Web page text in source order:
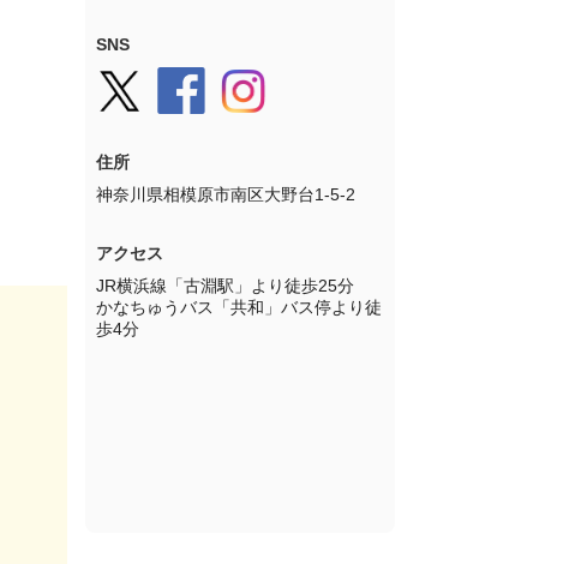
SNS
住所
神奈川県相模原市南区大野台1-5-2
アクセス
JR横浜線「古淵駅」より徒歩25分
かなちゅうバス「共和」バス停より徒
歩4分